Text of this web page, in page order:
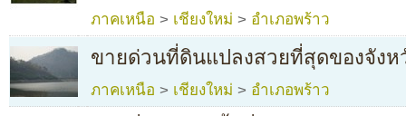
ภาคเหนือ > เชียงใหม่ > อำเภอพร้าว
ขายด่วนที่ดินแปลงสวยที่สุดของจังห
ภาคเหนือ > เชียงใหม่ > อำเภอพร้าว